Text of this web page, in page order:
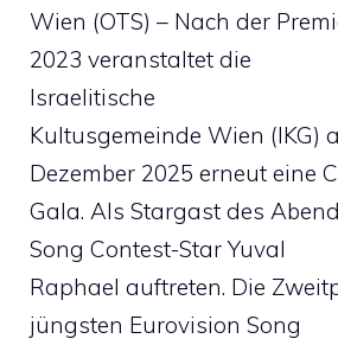
Wien (OTS) – Nach der
2023 veranstaltet die
Israelitische
Kultusgemeinde Wien (IKG)
Dezember 2025 erneut eine
Gala. Als Stargast des
Song Contest-Star Yuval
Raphael auftreten. Die
jüngsten Eurovision Song